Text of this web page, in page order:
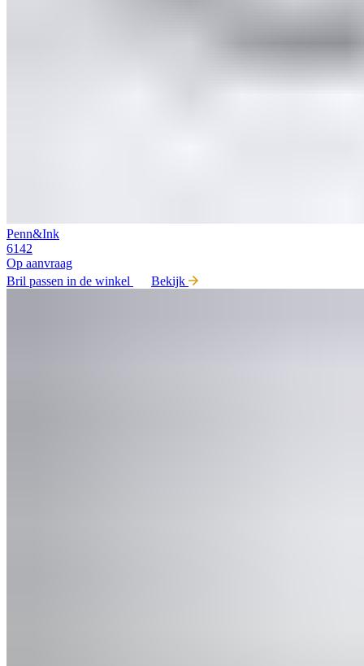
Penn&Ink
6142
Op aanvraag
Bril passen in de winkel
Bekijk